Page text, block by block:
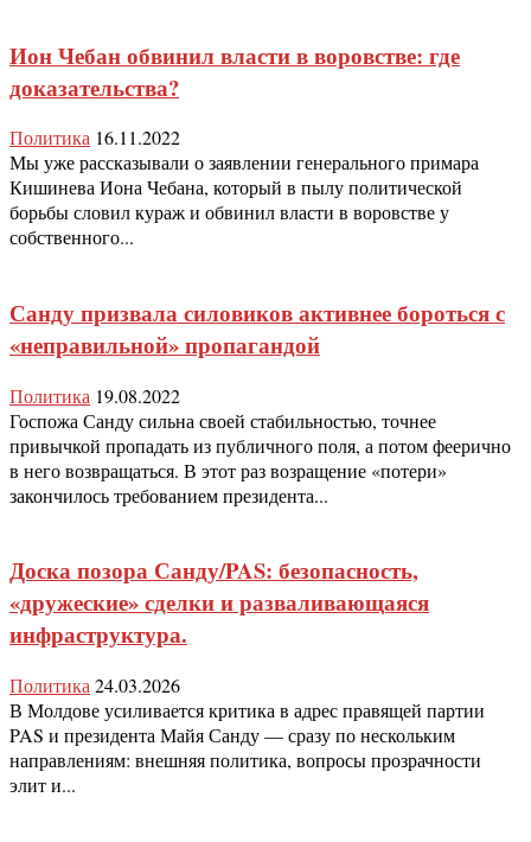
Ион Чебан обвинил власти в воровстве: где
доказательства?
Политика 16.11.2022
Мы уже рассказывали о заявлении генерального примара
Кишинева Иона Чебана, который в пылу политической
борьбы словил кураж и обвинил власти в воровстве у
собственного...
Санду призвала силовиков активнее бороться с
«неправильной» пропагандой
Политика 19.08.2022
Госпожа Санду сильна своей стабильностью, точнее
привычкой пропадать из публичного поля, а потом феерично
в него возвращаться. В этот раз возращение «потери»
закончилось требованием президента...
Доска позора Санду/PAS: безопасность,
«дружеские» сделки и разваливающаяся
инфраструктура.
Политика 24.03.2026
В Молдове усиливается критика в адрес правящей партии
PAS и президента Майя Санду — сразу по нескольким
направлениям: внешняя политика, вопросы прозрачности
элит и...